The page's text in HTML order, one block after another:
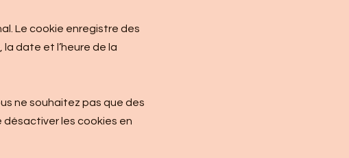
Le cookie enregistre des
date et l’heure de la
ne souhaitez pas que des
les cookies en